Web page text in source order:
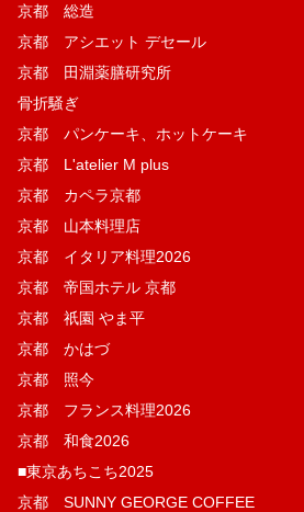
京都 総造
京都 アシエット デセール
京都 田淵薬膳研究所
骨折騒ぎ
京都 パンケーキ、ホットケーキ
京都 L'atelier M plus
京都 カペラ京都
京都 山本料理店
京都 イタリア料理2026
京都 帝国ホテル 京都
京都 祇園 やま平
京都 かはづ
京都 照今
京都 フランス料理2026
京都 和食2026
■東京あちこち2025
京都 SUNNY GEORGE COFFEE